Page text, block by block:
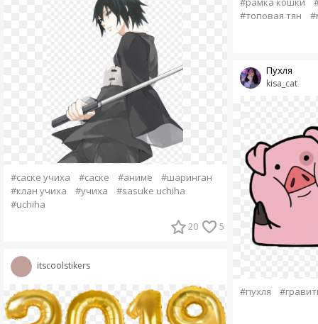
#саске учиха #саске #аниме
#шаринган
#клан учиха
#учиха
#sasuke uchiha
#uchiha
20 5
itscoolstikers
#топовая тян
kisa_cat
Пухля
#пухля